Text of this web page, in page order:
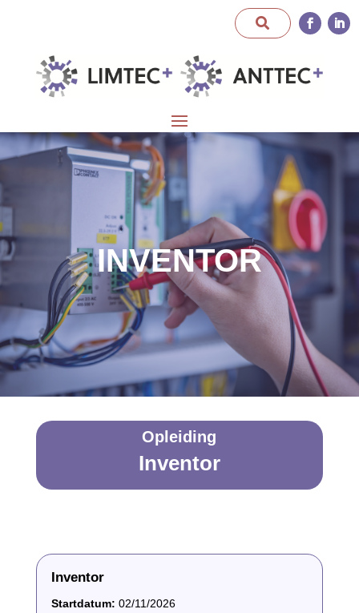
INVENTOR
Opleiding
Inventor
Inventor
Startdatum: 02/11/2026